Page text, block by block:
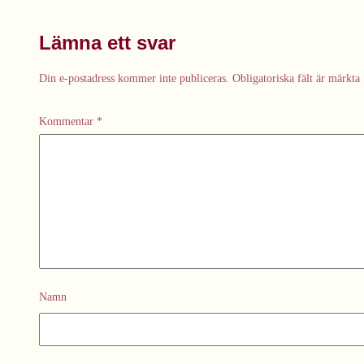
Lämna ett svar
Din e-postadress kommer inte publiceras. Obligatoriska fält är märkta
Kommentar *
Namn